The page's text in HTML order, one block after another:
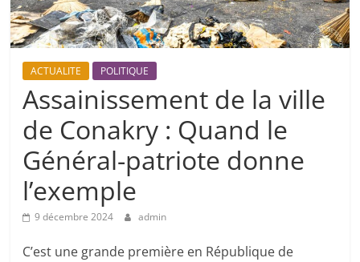
ACTUALITE POLITIQUE
Assainissement de la ville
de Conakry : Quand le
Général-patriote donne
l’exemple
9 décembre 2024 admin
C’est une grande première en République de